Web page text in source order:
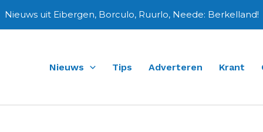
Nieuws uit Eibergen, Borculo, Ruurlo, Neede: Berkelland!
Nieuws Tips Adverteren Krant